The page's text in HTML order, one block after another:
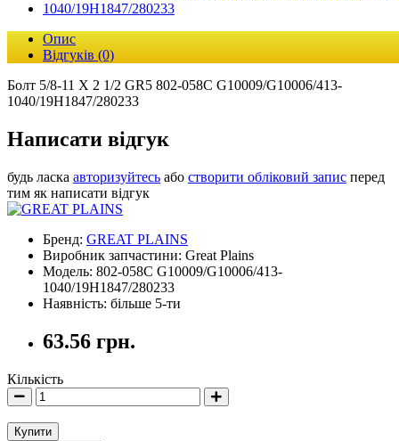
Опис
Відгуків (0)
Болт 5/8-11 X 2 1/2 GR5 802-058C G10009/G10006/413-
1040/19H1847/280233
Написати відгук
будь ласка авторизуйтесь або створити обліковий запис перед
тим як написати відгук
Бренд: GREAT PLAINS
Виробник запчастини: Great Plains
Модель: 802-058C G10009/G10006/413-
1040/19H1847/280233
Наявність: більше 5-ти
63.56 грн.
Кількість
Купити